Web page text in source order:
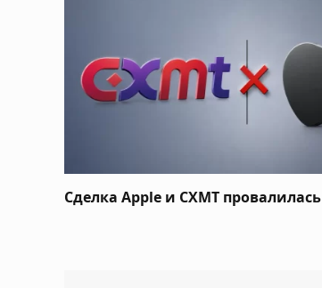
Сделка Apple и CXMT провалилась